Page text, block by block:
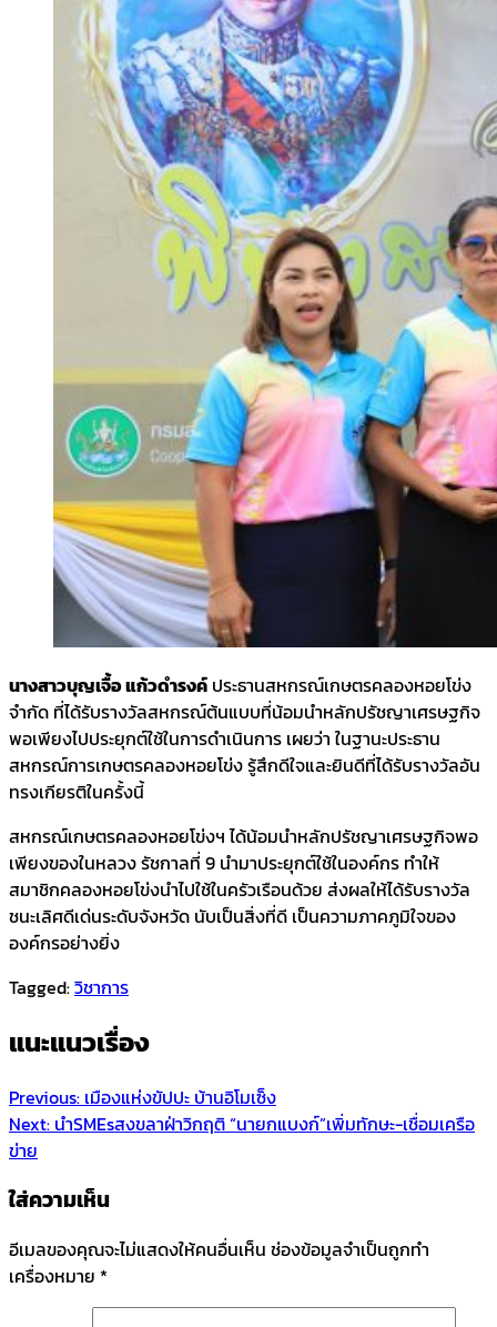
นางสาวบุญเจื้อ แก้วดำรงค์ ประธานสหกรณ์เกษตร​คลองหอยโข่ง
จำกัด ​ที่ได้รับ​รางวัลสหกรณ์ต้นแบบที่น้อมนำหลักปรัชญาเศรษฐกิจ
พอเพียงไปประยุกต์ใช้ในการดำเนินการ เผยว่า ในฐานะประธาน
สหกรณ์การเกษตรคลองหอยโข่ง รู้สึกดีใจและยินดีที่ได้รับรางวัลอัน
ทรงเกียรติในครั้งนี้
สหกรณ์เกษตร​คลองหอยโข่ง​ฯ ได้น้อมนำหลักปรัชญาเศรษฐกิจพอ
เพียงของในหลวง รัชกาลที่ 9 นำมาประยุกต์​ใช้ในองค์กร ทำให้
สมาชิกคลองหอยโข่งนำไปใช้ในครัวเรือนด้วย ส่งผลให้ได้รับรางวัล
ชนะเลิศดีเด่นระดับจังหวัด นับเป็นสิ่งที่ดี เป็นความภาคภูมิใจของ
องค์กรอย่างยิ่ง
Tagged:วิชาการ
แนะแนวเรื่อง
Previous: เมืองแห่งขัปปะ บ้านอิโมเซ็ง
Next: นำSMEsสงขลาฝ่าวิกฤติ “นายกแบงก์”เพิ่มทักษะ-เชื่อมเครือ
ข่าย
ใส่ความเห็น
อีเมลของคุณจะไม่แสดงให้คนอื่นเห็น ช่องข้อมูลจำเป็นถูกทำ
เครื่องหมาย *